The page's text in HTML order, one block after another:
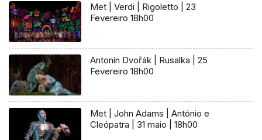
Met | Verdi | Rigoletto | 23
Fevereiro 18h00
Antonín Dvořák | Rusalka | 25
Fevereiro 18h00
Met | John Adams | António e
Cleópatra | 31 maio | 18h00